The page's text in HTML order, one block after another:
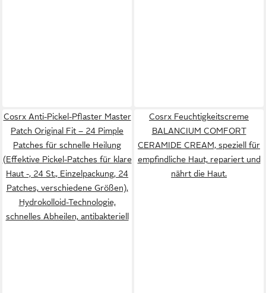
Cosrx Anti-Pickel-Pflaster Master
Patch Original Fit – 24 Pimple
Patches für schnelle Heilung
(Effektive Pickel-Patches für klare
Haut -, 24 St., Einzelpackung, 24
Patches, verschiedene Größen),
Hydrokolloid-Technologie,
schnelles Abheilen, antibakteriell
Cosrx Feuchtigkeitscreme
BALANCIUM COMFORT
CERAMIDE CREAM, speziell für
empfindliche Haut, repariert und
nährt die Haut.